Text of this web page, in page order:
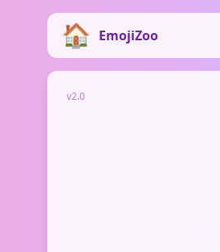
EmojiZoo
v2.0